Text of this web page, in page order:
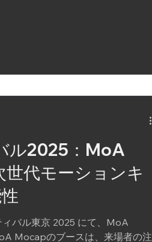
ル2025：MoA
代モーションキ
京 2025 にて、MoA
Mocapのブースは、来場者の注